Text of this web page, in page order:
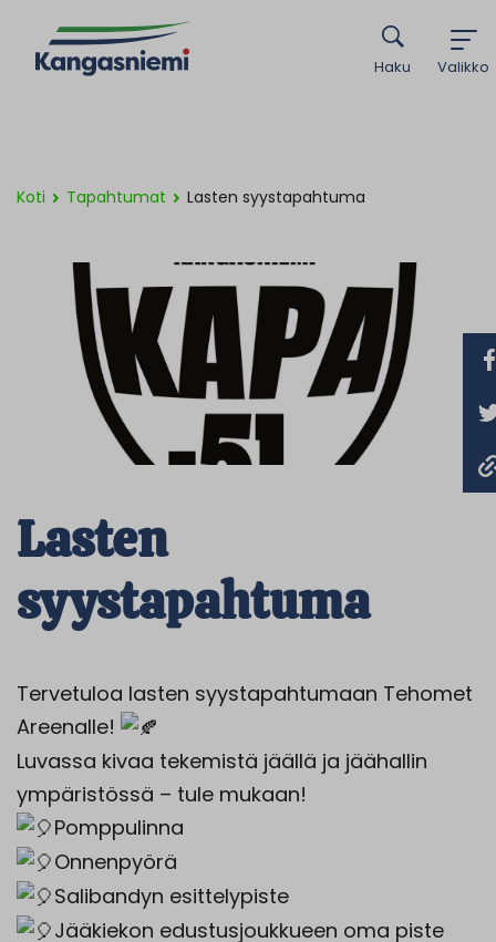
Valikko
Haku
Koti Tapahtumat Lasten syystapahtuma
Lasten
syystapahtuma
Tervetuloa lasten syystapahtumaan Tehomet
Areenalle!
Luvassa kivaa tekemistä jäällä ja jäähallin
ympäristössä – tule mukaan!
Pomppulinna
Onnenpyörä
Salibandyn esittelypiste
Jääkiekon edustusjoukkueen oma piste